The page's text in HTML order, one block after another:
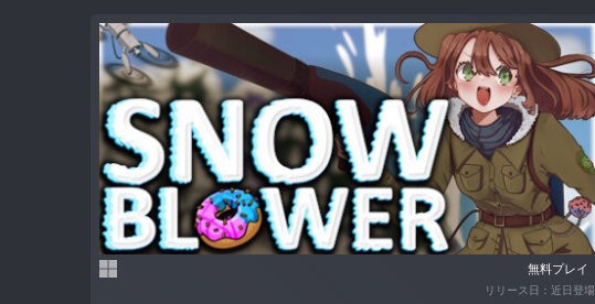
無料プレイ
リリース日：近日登場